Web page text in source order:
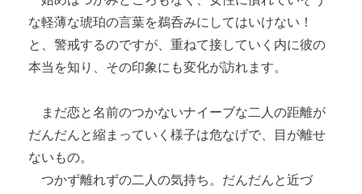
な軽薄な琥珀の言葉を鵜呑みにしてはいけない！
と、警戒するのですが、重ねて接していく内に彼の
本当を知り、その印象にも変化が訪れます。
まだ恋と名前のつかないナイーブな二人の距離が
だんだんと縮まっていく様子は危なげで、目が離せ
ないもの。
つかず離れずの二人の気持ち。だんだんと近づ